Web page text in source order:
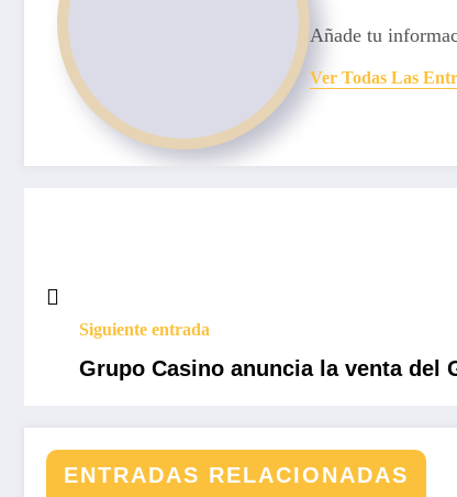
Añade tu
Ver Todas Las
Siguiente entrada
Grupo Casino anuncia la venta del
ENTRADAS RELACIONADAS